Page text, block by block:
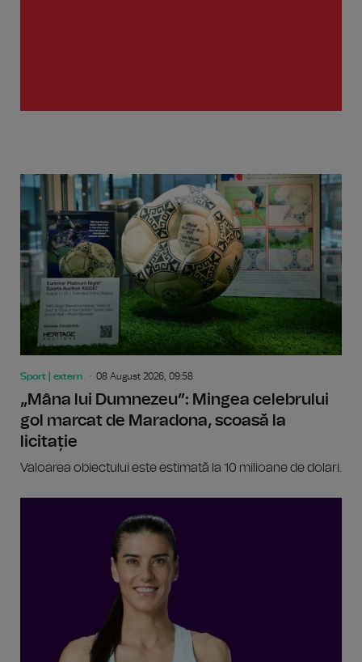
Sport | extern 08 August 2026, 09:58
„Mâna lui Dumnezeu”: Mingea celebrului
gol marcat de Maradona, scoasă la
licitație
Valoarea obiectului este estimată la 10 milioane de dolari.